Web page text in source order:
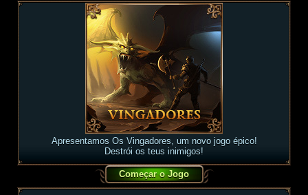
Apresentamos Os Vingadores, um novo jogo épico!
Destrói os teus inimigos!